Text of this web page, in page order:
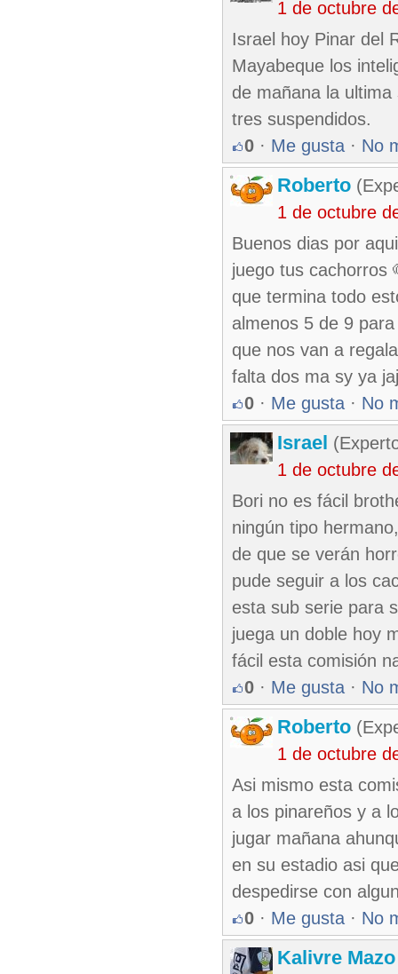
1 de octubre
Israel hoy Pinar del
Mayabeque los
de mañana la
tres suspendidos.
0 · Me gusta · No
Roberto
1 de octubre
Buenos dias por
juego tus cachorros
que termina todo
almenos 5 de 9
que nos van a
falta dos ma sy ya
0 · Me gusta · No
Israel
1 de octubre
Bori no es fácil
ningún tipo
de que se verán
pude seguir a los
esta sub serie para
juega un doble hoy
fácil esta comisión
0 · Me gusta · No
Roberto
1 de octubre
Asi mismo esta
a los pinareños y a
jugar mañana
en su estadio asi
despedirse con
0 · Me gusta · No
Kalivre